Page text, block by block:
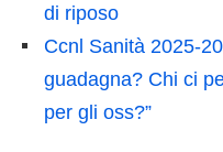
di riposo
Ccnl Sanità 2025-
guadagna? Chi ci
per gli oss?”